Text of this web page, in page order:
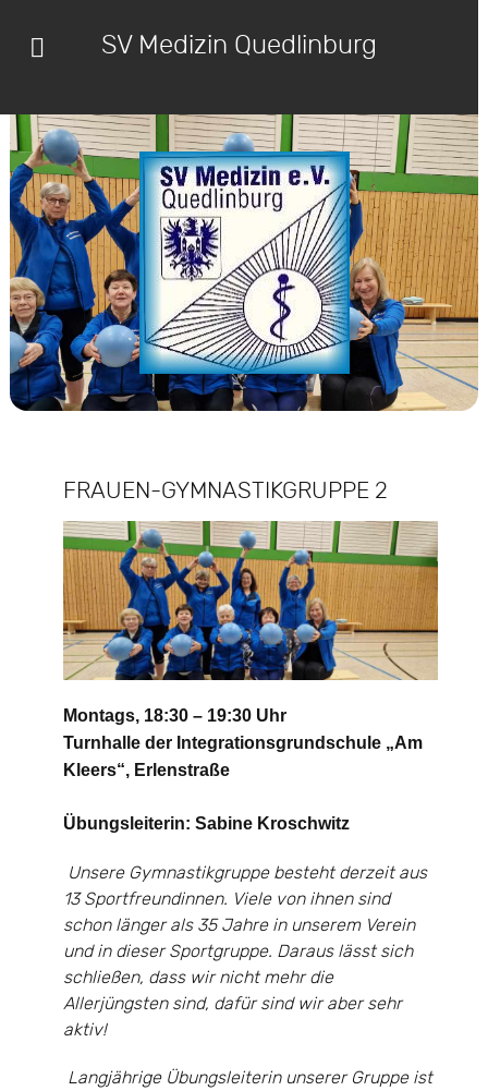
SV Medizin Quedlinburg
FRAUEN-GYMNASTIKGRUPPE 2
Montags, 18:30 – 19:30 Uhr
Turnhalle der Integrationsgrundschule „Am
Kleers“, Erlenstraße
Übungsleiterin: Sabine Kroschwitz
Unsere Gymnastikgruppe besteht derzeit aus
13 Sportfreundinnen. Viele von ihnen sind
schon länger als 35 Jahre in unserem Verein
und in dieser Sportgruppe. Daraus lässt sich
schließen, dass wir nicht mehr die
Allerjüngsten sind, dafür sind wir aber sehr
aktiv!
Langjährige Übungsleiterin unserer Gruppe ist